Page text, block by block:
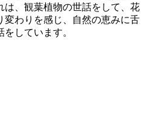
は、観葉植物の世話をして、花
変わりを感じ、自然の恵みに舌
しています。